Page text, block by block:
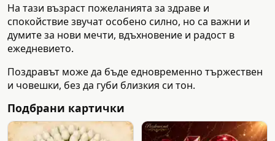
На тази възраст пожеланията за здраве и
спокойствие звучат особено силно, но са важни и
думите за нови мечти, вдъхновение и радост в
ежедневието.
Поздравът може да бъде едновременно тържествен
и човешки, без да губи близкия си тон.
Подбрани картички